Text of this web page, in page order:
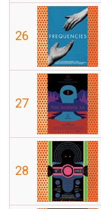
26
27
28